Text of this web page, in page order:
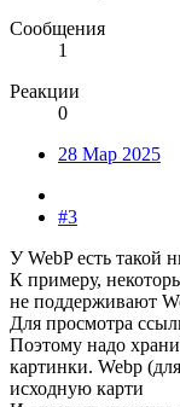
Сообщения
1
Реакции
0
28 Мар 2025
#3
У WebP есть такой
К примеру,
не поддерживают
Для просмотра
Поэтому надо
картинки. Webp
исходную карти